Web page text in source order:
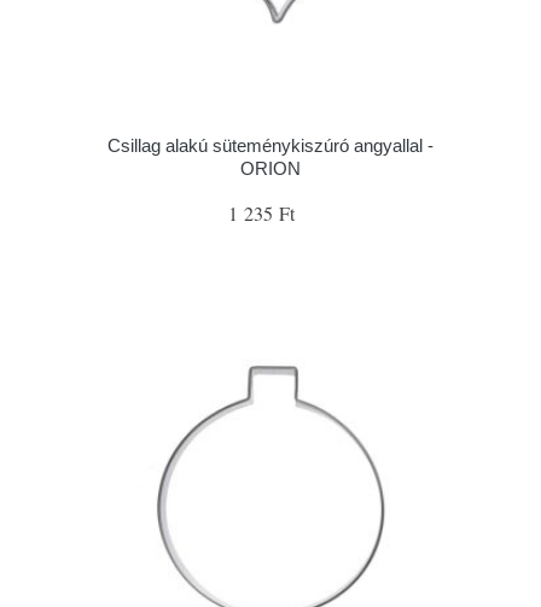
Csillag alakú süteménykiszúró angyallal -
ORION
1 235 Ft